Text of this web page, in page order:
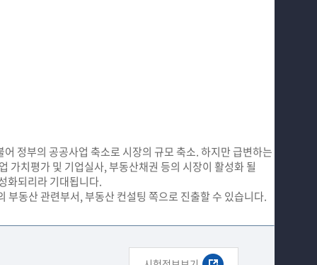
정부의 공공사업 축소로 시장의 규모 축소​. 하지만 급변하는
가치평가 및 기업실사, 부동산채권 등의 시장이 활성화 될
화되리라 기대됩니다.​
동산 관련부서, 부동산 컨설팅 쪽으로 진출할 수 있습니다.​